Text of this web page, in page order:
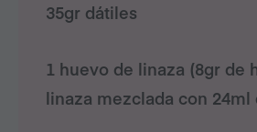
35gr dátiles
1 huevo de linaza (8gr de
linaza mezclada con 24ml